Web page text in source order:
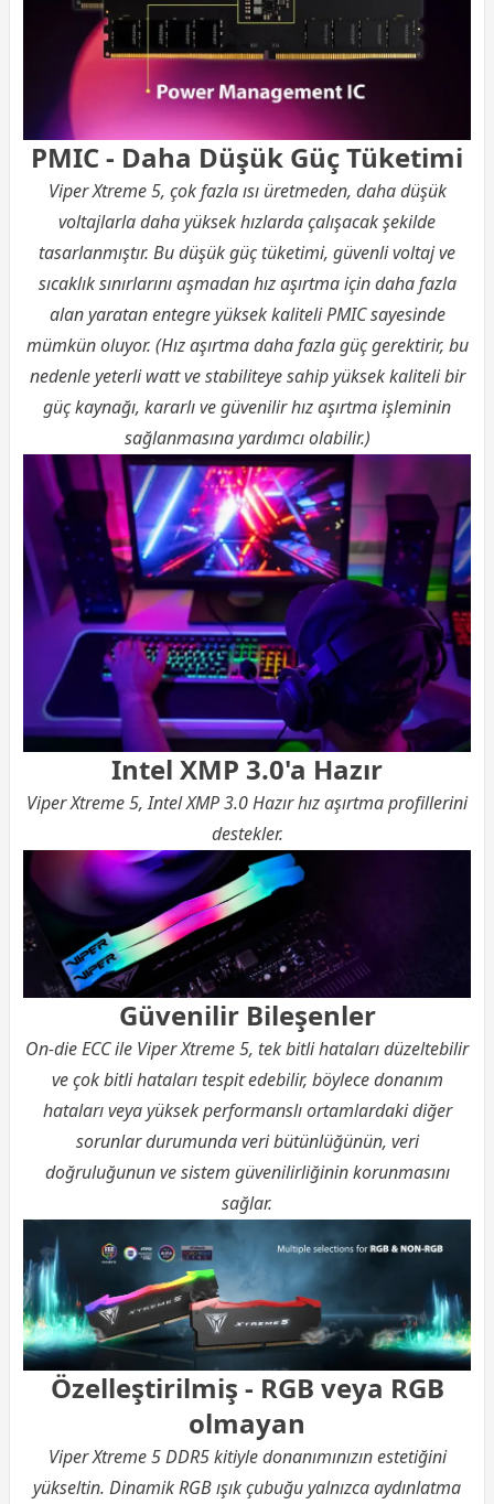
PMIC - Daha Düşük Güç Tüketimi
Viper Xtreme 5, çok fazla ısı üretmeden, daha düşük
voltajlarla daha yüksek hızlarda çalışacak şekilde
tasarlanmıştır. Bu düşük güç tüketimi, güvenli voltaj ve
sıcaklık sınırlarını aşmadan hız aşırtma için daha fazla
alan yaratan entegre yüksek kaliteli PMIC sayesinde
mümkün oluyor. (Hız aşırtma daha fazla güç gerektirir, bu
nedenle yeterli watt ve stabiliteye sahip yüksek kaliteli bir
güç kaynağı, kararlı ve güvenilir hız aşırtma işleminin
sağlanmasına yardımcı olabilir.)
Intel XMP 3.0'a Hazır
Viper Xtreme 5, Intel XMP 3.0 Hazır hız aşırtma profillerini
destekler.
Güvenilir Bileşenler
On-die ECC ile Viper Xtreme 5, tek bitli hataları düzeltebilir
ve çok bitli hataları tespit edebilir, böylece donanım
hataları veya yüksek performanslı ortamlardaki diğer
sorunlar durumunda veri bütünlüğünün, veri
doğruluğunun ve sistem güvenilirliğinin korunmasını
sağlar.
Özelleştirilmiş - RGB veya RGB
olmayan
Viper Xtreme 5 DDR5 kitiyle donanımınızın estetiğini
yükseltin. Dinamik RGB ışık çubuğu yalnızca aydınlatma